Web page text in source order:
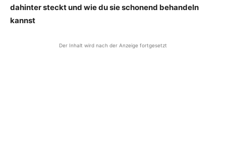
dahinter steckt und wie du sie schonend behandeln
kannst
Der Inhalt wird nach der Anzeige fortgesetzt